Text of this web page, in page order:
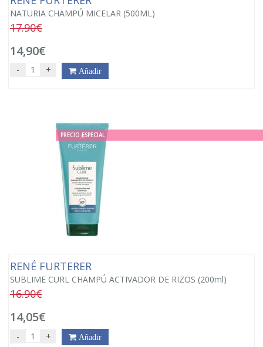
NATURIA CHAMPÚ MICELAR (500ML)
17.90€
14,90€
- + Añadir
PRECIO ESPECIAL
RENÉ FURTERER
SUBLIME CURL CHAMPÚ ACTIVADOR DE RIZOS (200ml)
16.90€
14,05€
- + Añadir